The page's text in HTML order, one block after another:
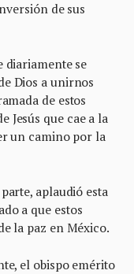
de sus
diariamente se
Dios a unirnos
de estos
Jesús que cae a la
un camino por la
aplaudió esta
a que estos
la paz en México.
el obispo emérito